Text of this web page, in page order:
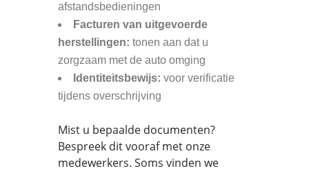
afstandsbedieningen
Facturen van uitgevoerde
herstellingen: tonen aan dat u
zorgzaam met de auto omging
Identiteitsbewijs: voor verificatie
tijdens overschrijving
Mist u bepaalde documenten?
Bespreek dit vooraf met onze
medewerkers. Soms vinden we